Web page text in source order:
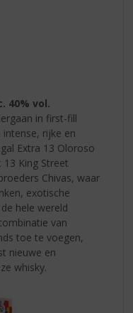
40% vol.
in first-fill
rijke en
Extra 13 Oloroso
13 King Street
Chivas, waar
exotische
hele wereld
van
toe te voegen,
nieuwe en
whisky.